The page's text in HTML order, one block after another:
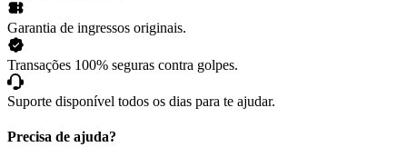
Garantia de ingressos originais.
Transações 100% seguras contra golpes.
Suporte disponível todos os dias para te ajudar.
Precisa de ajuda?